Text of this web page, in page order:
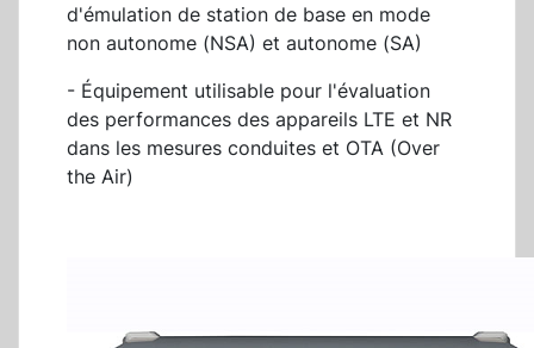
d'émulation de station de base en mode
non autonome (NSA) et autonome (SA)
- Équipement utilisable pour l'évaluation
des performances des appareils LTE et NR
dans les mesures conduites et OTA (Over
the Air)